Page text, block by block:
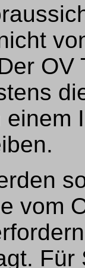
OV
vom
Für